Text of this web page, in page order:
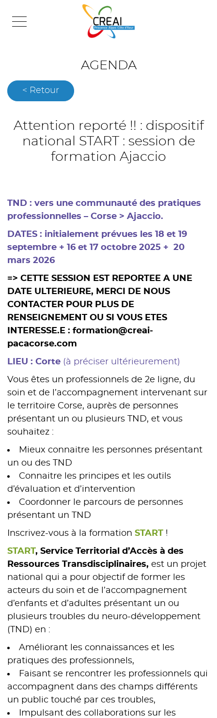
AGENDA
< Retour
Attention reporté !! : dispositif
national START : session de
formation Ajaccio
TND : vers une communauté des pratiques
professionnelles – Corse > Ajaccio.
DATES : initialement prévues les 18 et 19
septembre + 16 et 17 octobre 2025 + 20
mars 2026
=> CETTE SESSION EST REPORTEE A UNE
DATE ULTERIEURE, MERCI DE NOUS
CONTACTER POUR PLUS DE
RENSEIGNEMENT OU SI VOUS ETES
INTERESSE.E : formation@creai-
pacacorse.com
LIEU : Corte (à préciser ultérieurement)
Vous êtes un professionnels de 2e ligne, du
soin et de l’accompagnement intervenant sur
le territoire Corse, auprès de personnes
présentant un ou plusieurs TND, et vous
souhaitez :
Mieux connaitre les personnes présentant
un ou des TND
Connaitre les principes et les outils
d’évaluation et d’intervention
Coordonner le parcours de personnes
présentant un TND
Inscrivez-vous à la formation START !
START, Service Territorial d’Accès à des
Ressources Transdisciplinaires, est un projet
national qui a pour objectif de former les
acteurs du soin et de l’accompagnement
d’enfants et d’adultes présentant un ou
plusieurs troubles du neuro-développement
(TND) en :
Améliorant les connaissances et les
pratiques des professionnels,
Faisant se rencontrer les professionnels qui
accompagnent dans des champs différents
un public touché par ces troubles,
Impulsant des collaborations sur les